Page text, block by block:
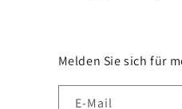
Melden Sie sich für
E-Mail